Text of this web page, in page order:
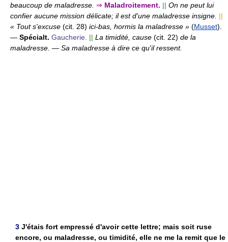
beaucoup de maladresse. ⇒ Maladroitement. || On ne peut lui
confier aucune mission délicate; il est d'une maladresse insigne. ||
« Tout s'excuse (cit. 28) ici-bas, hormis la maladresse » (Musset).
— Spécialt. Gaucherie. || La timidité, cause (cit. 22) de la
maladresse. — Sa maladresse à dire ce qu'il ressent.
3 J'étais fort empressé d'avoir cette lettre; mais soit ruse
encore, ou maladresse, ou timidité, elle ne me la remit que le